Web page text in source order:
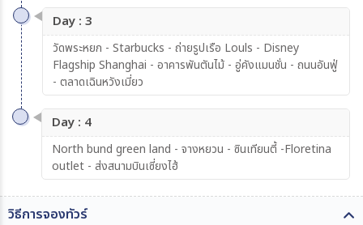
Day : 3
วัดพระหยก - Starbucks - ถ่ายรูปเรือ Louls - Disney
Flagship Shanghai - อาคารพันตันไม้ - อู่คังแมนชั่น - ถนนอันฟู่
- ตลาดเฉินหวังเมี่ยว
Day : 4
North bund green land - จางหยวน - ซินเทียนตี้ -Floretina
outlet - ส่งสนามบินเซี่ยงไฮ้
วิธีการจองทัวร์